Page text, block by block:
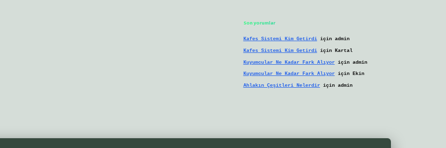
Son yorumlar
Kafes Sistemi Kim Getirdiiçin admin
Kafes Sistemi Kim Getirdiiçin Kartal
Kuyumcular Ne Kadar Fark Alıyoriçin admin
Kuyumcular Ne Kadar Fark Alıyoriçin Ekin
Ahlakın Çeşitleri Nelerdiriçin admin